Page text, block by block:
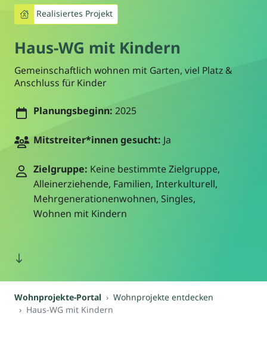
Realisiertes Projekt
Haus-WG mit Kindern
Gemeinschaftlich wohnen mit Garten, viel Platz &
Anschluss für Kinder
Planungsbeginn: 2025
Mitstreiter*innen gesucht: Ja
Zielgruppe: Keine bestimmte Zielgruppe,
Alleinerziehende, Familien, Interkulturell,
Mehrgenerationenwohnen, Singles,
Wohnen mit Kindern
Wohnprojekte-Portal
Wohnprojekte entdecken
Haus-WG mit Kindern